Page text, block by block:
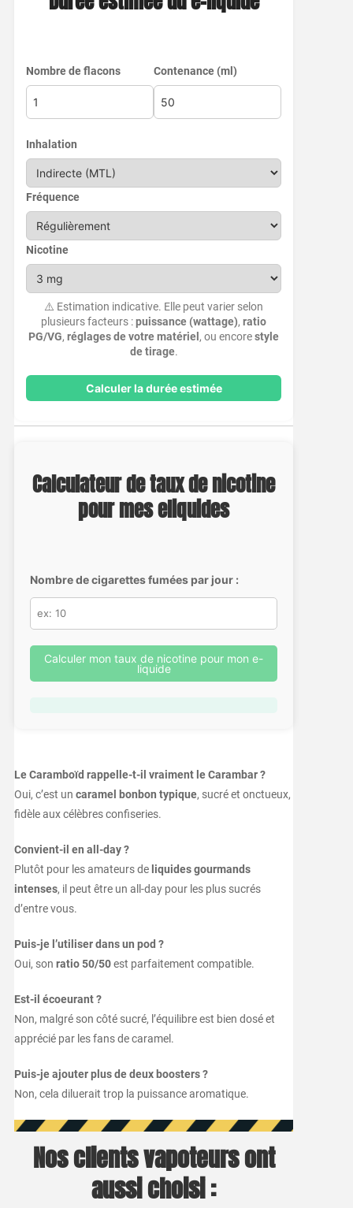
Nombre de flacons Contenance (ml)
Inhalation
Fréquence
Nicotine
⚠️ Estimation indicative. Elle peut varier selon
plusieurs facteurs :puissance (wattage),ratio
PG/VG,réglages de votre matériel , ou encorestyle
de tirage.
Calculer la durée estimée
Calculateur de taux de nicotine
pour mes eliquides
Nombre de cigarettes fumées par jour :
Calculer mon taux de nicotine pour mon e-
liquide
Le Caramboïd rappelle-t-il vraiment le Carambar ?
Oui, c’est un caramel bonbon typique, sucré et onctueux,
fidèle aux célèbres confiseries.
Convient-il en all-day ?
Plutôt pour les amateurs de liquides gourmands
intenses, il peut être un all-day pour les plus sucrés
d’entre vous.
Puis-je l’utiliser dans un pod ?
Oui, son ratio 50/50est parfaitement compatible.
Est-il écoeurant ?
Non, malgré son côté sucré, l’équilibre est bien dosé et
apprécié par les fans de caramel.
Puis-je ajouter plus de deux boosters ?
Non, cela diluerait trop la puissance aromatique.
Nos clients vapoteurs ont
aussi choisi :